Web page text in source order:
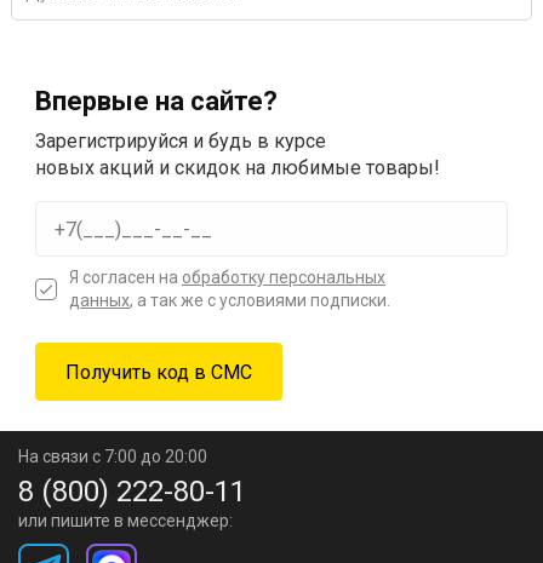
Впервые на сайте?
Зарегистрируйся и будь в курсе
новых акций и скидок на любимые товары!
Я согласен на обработку персональных
данных, а так же с условиями подписки.
На связи с 7:00 до 20:00
8 (800) 222-80-11
или пишите в мессенджер: